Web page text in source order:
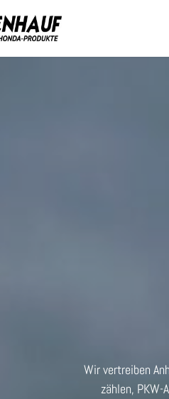
Wir vertreiben
zählen, PKW-